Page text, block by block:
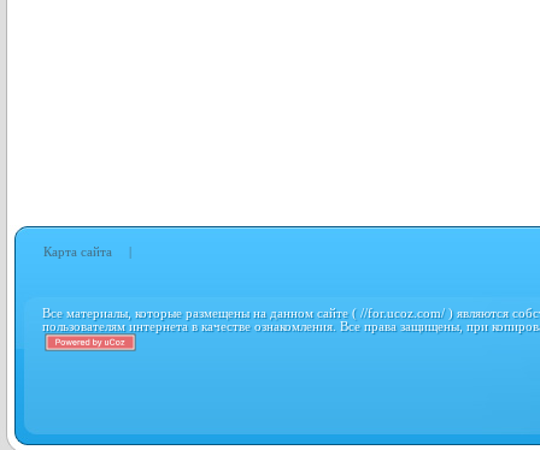
Карта сайта
Все материалы, которые размещены на данном сайте ( //for.ucoz.com/ ) являются
пользователям интернета в качестве ознакомления. Все права защищены, при